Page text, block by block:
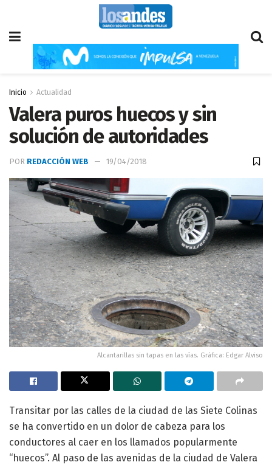
Inicio Actualidad
Valera puros huecos y sin
solución de autoridades
POR REDACCIÓN WEB 19/04/2018
Alcantarillas sin tapas en las vías. Gráfica: Edgar Alviso
Transitar por las calles de la ciudad de las Siete Colinas
se ha convertido en un dolor de cabeza para los
conductores al caer en los llamados popularmente
“huecos”. Al paso de las avenidas de la ciudad de Valera